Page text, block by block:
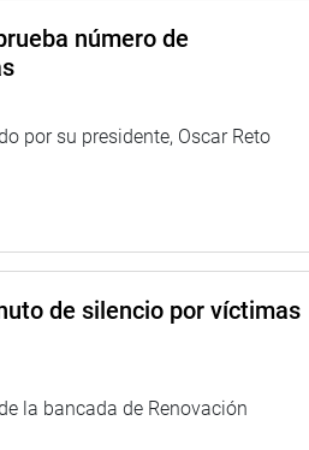
número de
por su presidente, Oscar Reto
de silencio por víctimas
la bancada de Renovación